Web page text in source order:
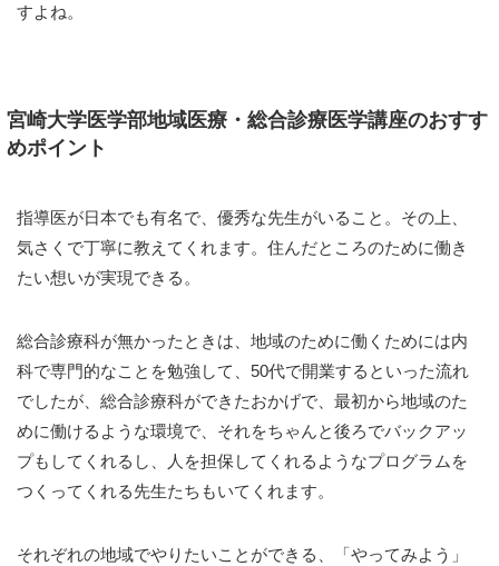
すよね。
宮崎大学医学部地域医療・総合診療医学講座のおすす
めポイント
指導医が日本でも有名で、優秀な先生がいること。その上、
気さくで丁寧に教えてくれます。住んだところのために働き
たい想いが実現できる。
総合診療科が無かったときは、地域のために働くためには内
科で専門的なことを勉強して、50代で開業するといった流れ
でしたが、総合診療科ができたおかげで、最初から地域のた
めに働けるような環境で、それをちゃんと後ろでバックアッ
プもしてくれるし、人を担保してくれるようなプログラムを
つくってくれる先生たちもいてくれます。
それぞれの地域でやりたいことができる、「やってみよう」